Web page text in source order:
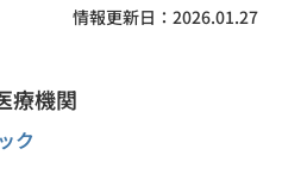
情報更新日：2026.01.27
療機関
ク